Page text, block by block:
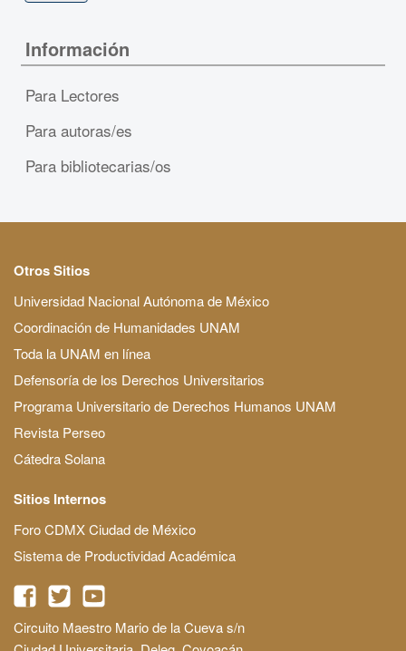
Información
Para Lectores
Para autoras/es
Para bibliotecarias/os
Otros Sitios
Universidad Nacional Autónoma de México
Coordinación de Humanidades UNAM
Toda la UNAM en línea
Defensoría de los Derechos Universitarios
Programa Universitario de Derechos Humanos UNAM
Revista Perseo
Cátedra Solana
Sitios Internos
Foro CDMX Ciudad de México
Sistema de Productividad Académica
Circuito Maestro Mario de la Cueva s/n